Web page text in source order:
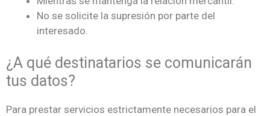
No se solicite la supresión por parte del
interesado.
¿A qué destinatarios se comunicarán
tus datos?
Para prestar servicios estrictamente necesarios para el